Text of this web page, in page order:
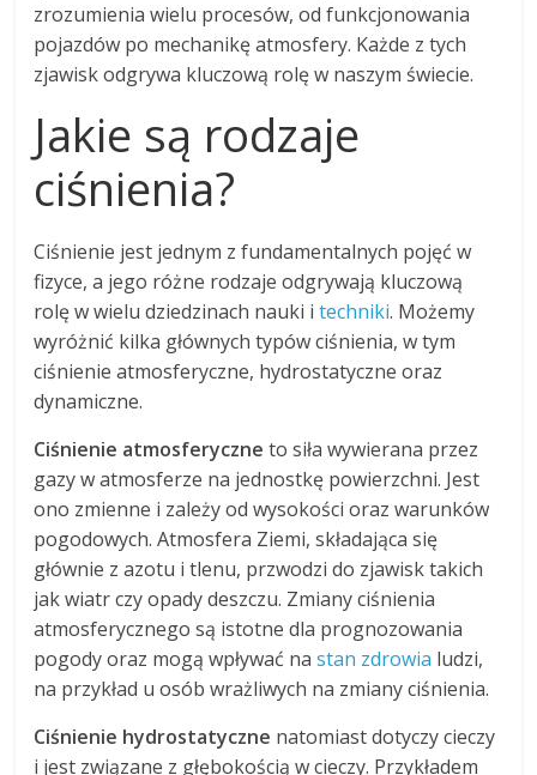
zrozumienia wielu procesów, od funkcjonowania
pojazdów po mechanikę atmosfery. Każde z tych
zjawisk odgrywa kluczową rolę w naszym świecie.
Jakie są rodzaje
ciśnienia?
Ciśnienie jest jednym z fundamentalnych pojęć w
fizyce, a jego różne rodzaje odgrywają kluczową
rolę w wielu dziedzinach nauki itechniki. Możemy
wyróżnić kilka głównych typów ciśnienia, w tym
ciśnienie atmosferyczne, hydrostatyczne oraz
dynamiczne.
Ciśnienie atmosferyczne to siła wywierana przez
gazy w atmosferze na jednostkę powierzchni. Jest
ono zmienne i zależy od wysokości oraz warunków
pogodowych. Atmosfera Ziemi, składająca się
głównie z azotu i tlenu, przwodzi do zjawisk takich
jak wiatr czy opady deszczu. Zmiany ciśnienia
atmosferycznego są istotne dla prognozowania
pogody oraz mogą wpływać nastan zdrowia ludzi,
na przykład u osób wrażliwych na zmiany ciśnienia.
Ciśnienie hydrostatyczne natomiast dotyczy cieczy
i jest związane z głębokością w cieczy. Przykładem